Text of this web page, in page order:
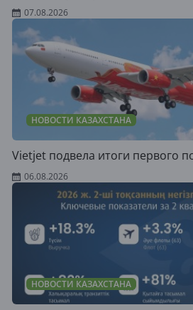
07.08.2026
НОВОСТИ КАЗАХСТАНА
Vietjet подвела итоги первого
06.08.2026
НОВОСТИ КАЗАХСТАНА